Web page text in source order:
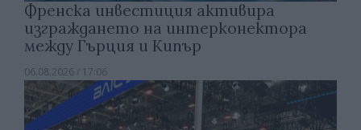
Френска инвестиция активира
изграждането на интерконектора
между Гърция и Кипър
06.08.2026 / 17:06